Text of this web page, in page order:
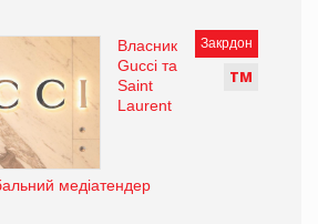
Закрдон
ТМ
Власник
Gucci та
Saint
Laurent
медіатендер